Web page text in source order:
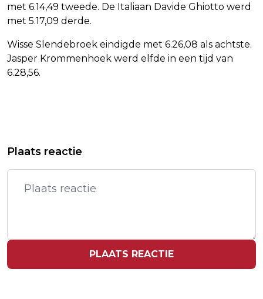
met 6.14,49 tweede. De Italiaan Davide Ghiotto werd
met 5.17,09 derde.
Wisse Slendebroek eindigde met 6.26,08 als achtste.
Jasper Krommenhoek werd elfde in een tijd van
6.28,56.
ERKENT DAT NOODUITGANG OP SLOT
TIMOTHÉE CHALAMET DRAAGT
KETTING VAN 30.000 DOLLAR
Plaats reactie
PLAATS REACTIE